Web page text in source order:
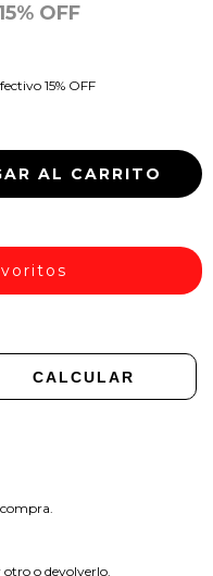
OFF
15% OFF
CALCULAR
o devolverlo.